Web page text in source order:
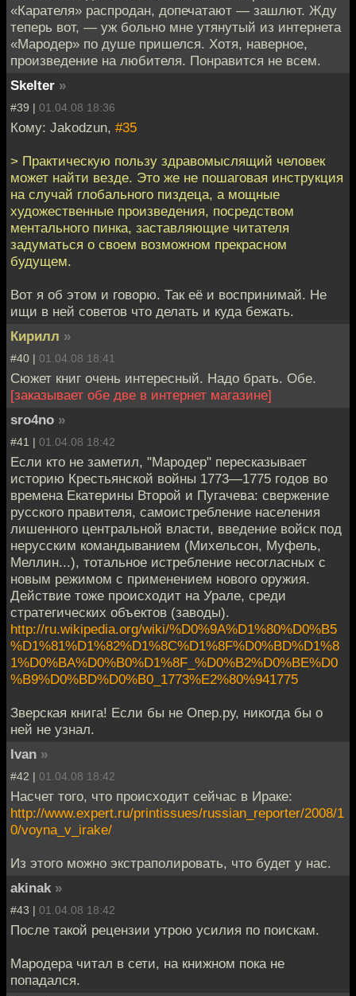
«Карателя» распродан, допечатают — зашлют. Жду
теперь вот, — уж больно мне утянутый из интернета
«Мародер» по душе пришелся. Хотя, наверное,
произведение на любителя. Понравится не всем.
Skelter »
#39 | 01.04.08 18:36
Кому: Jakodzun, #35
> Практическую пользу здравомыслящий человек
может найти везде. Это же не пошаговая инструкция
на случай глобального пиздеца, а мощные
художественные произведения, посредством
ментального пинка, заставляющие читателя
задуматься о своем возможном прекрасном
будущем.
Вот я об этом и говорю. Так её и воспринимай. Не
ищи в ней советов что делать и куда бежать.
Кирилл »
#40 | 01.04.08 18:41
Сюжет книг очень интересный. Надо брать. Обе.
[заказывает обе две в интернет магазине]
sro4no »
#41 | 01.04.08 18:42
Если кто не заметил, "Мародер" пересказывает
историю Крестьянской войны 1773—1775 годов во
времена Екатерины Второй и Пугачева: свержение
русского правителя, самоистребление населения
лишенного центральной власти, введение войск под
нерусским командыванием (Михельсон, Муфель,
Меллин...), тотальное истребление несогласных с
новым режимом с применением нового оружия.
Действие тоже происходит на Урале, среди
стратегических объектов (заводы).
http://ru.wikipedia.org/wiki/%D0%9A%D1%80%D0%B5
%D1%81%D1%82%D1%8C%D1%8F%D0%BD%D1%8
1%D0%BA%D0%B0%D1%8F_%D0%B2%D0%BE%D0
%B9%D0%BD%D0%B0_1773%E2%80%941775
Зверская книга! Если бы не Опер.ру, никогда бы о
ней не узнал.
Ivan »
#42 | 01.04.08 18:42
Насчет того, что происходит сейчас в Ираке:
http://www.expert.ru/printissues/russian_reporter/2008/1
0/voyna_v_irake/
Из этого можно экстраполировать, что будет у нас.
akinak »
#43 | 01.04.08 18:42
После такой рецензии утрою усилия по поискам.
Мародера читал в сети, на книжном пока не
попадался.